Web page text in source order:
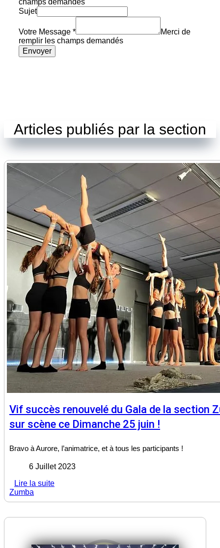
Sujet
Votre Message *
Merci de
remplir les champs demandés
Envoyer
Articles publiés par la section
Vif succès renouvelé du Gala de la section
sur scène ce Dimanche 25 juin !
Bravo à Aurore, l’animatrice, et à tous les participants !
6 Juillet 2023
Lire la suite
Zumba